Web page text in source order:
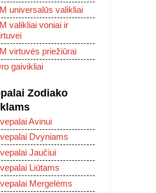
universalūs valikliai
valikliai voniai ir
virtuvės priežiūrai
gaivikliai
Zodiako
Avinui
Dvyniams
Jaučiui
Liūtams
Mergelėms